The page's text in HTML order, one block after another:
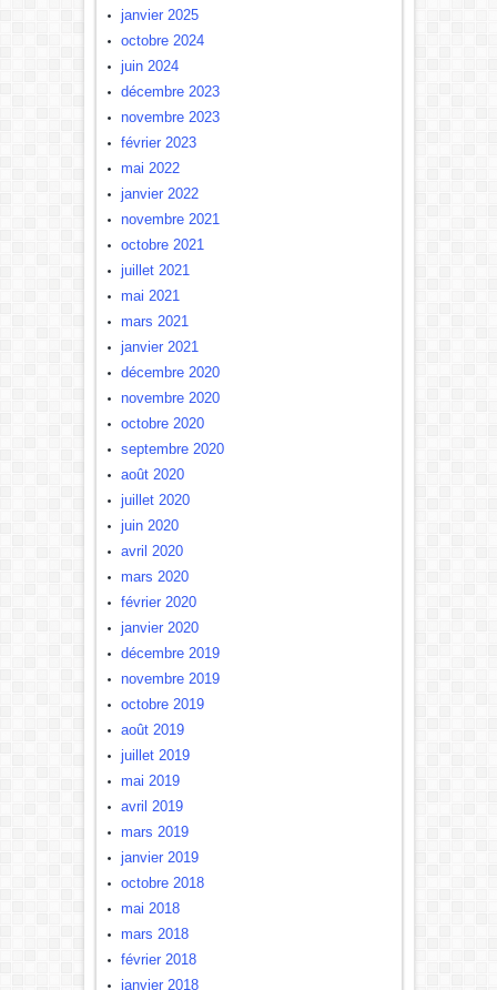
janvier 2025
octobre 2024
juin 2024
décembre 2023
novembre 2023
février 2023
mai 2022
janvier 2022
novembre 2021
octobre 2021
juillet 2021
mai 2021
mars 2021
janvier 2021
décembre 2020
novembre 2020
octobre 2020
septembre 2020
août 2020
juillet 2020
juin 2020
avril 2020
mars 2020
février 2020
janvier 2020
décembre 2019
novembre 2019
octobre 2019
août 2019
juillet 2019
mai 2019
avril 2019
mars 2019
janvier 2019
octobre 2018
mai 2018
mars 2018
février 2018
janvier 2018